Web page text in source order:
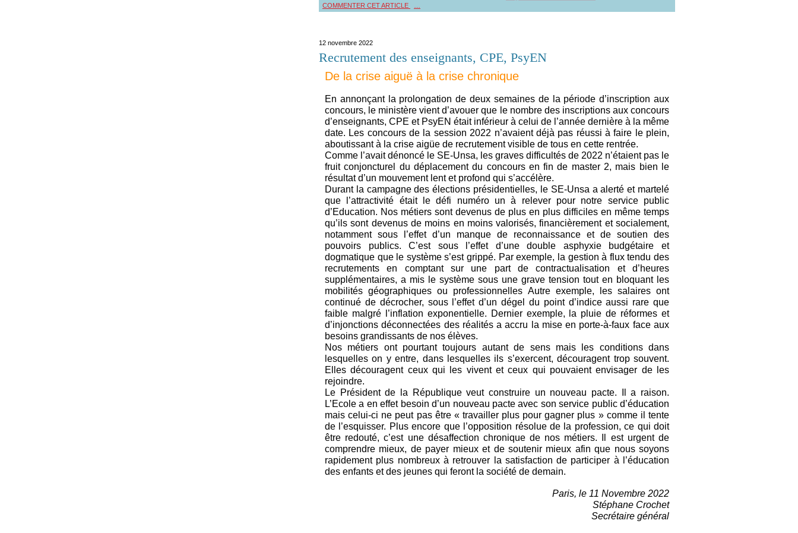
COMMENTER CET ARTICLE
12 novembre 2022
Recrutement des enseignants, CPE, PsyEN
De la crise aiguë à la crise chronique
En annonçant la prolongation de deux semaines de la période d’inscription aux
concours, le ministère vient d’avouer que le nombre des inscriptions aux concours
d’enseignants, CPE et PsyEN était inférieur à celui de l’année dernière à la même
date. Les concours de la session 2022 n’avaient déjà pas réussi à faire le plein,
aboutissant à la crise aigüe de recrutement visible de tous en cette rentrée.
Comme l’avait dénoncé le SE-Unsa, les graves difficultés de 2022 n’étaient pas le
fruit conjoncturel du déplacement du concours en fin de master 2, mais bien le
résultat d’un mouvement lent et profond qui s’accélère.
Durant la campagne des élections présidentielles, le SE-Unsa a alerté et martelé
que l’attractivité était le défi numéro un à relever pour notre service public
d’Education. Nos métiers sont devenus de plus en plus difficiles en même temps
qu’ils sont devenus de moins en moins valorisés, financièrement et socialement,
notamment sous l’effet d’un manque de reconnaissance et de soutien des
pouvoirs publics. C’est sous l’effet d’une double asphyxie budgétaire et
dogmatique que le système s’est grippé. Par exemple, la gestion à flux tendu des
recrutements en comptant sur une part de contractualisation et d’heures
supplémentaires, a mis le système sous une grave tension tout en bloquant les
mobilités géographiques ou professionnelles Autre exemple, les salaires ont
continué de décrocher, sous l’effet d’un dégel du point d’indice aussi rare que
faible malgré l’inflation exponentielle. Dernier exemple, la pluie de réformes et
d’injonctions déconnectées des réalités a accru la mise en porte-à-faux face aux
besoins grandissants de nos élèves.
Nos métiers ont pourtant toujours autant de sens mais les conditions dans
lesquelles on y entre, dans lesquelles ils s’exercent, découragent trop souvent.
Elles découragent ceux qui les vivent et ceux qui pouvaient envisager de les
rejoindre.
Le Président de la République veut construire un nouveau pacte. Il a raison.
L’Ecole a en effet besoin d’un nouveau pacte avec son service public d’éducation
mais celui-ci ne peut pas être « travailler plus pour gagner plus » comme il tente
de l’esquisser. Plus encore que l’opposition résolue de la profession, ce qui doit
être redouté, c’est une désaffection chronique de nos métiers. Il est urgent de
comprendre mieux, de payer mieux et de soutenir mieux afin que nous soyons
rapidement plus nombreux à retrouver la satisfaction de participer à l’éducation
des enfants et des jeunes qui feront la société de demain.
Paris, le 11 Novembre 2022
Stéphane Crochet
Secrétaire général